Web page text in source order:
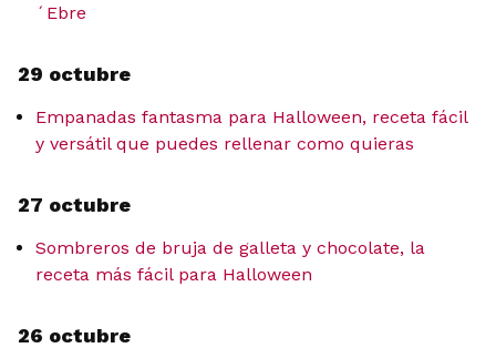
´Ebre
29 octubre
Empanadas fantasma para Halloween, receta fácil
y versátil que puedes rellenar como quieras
27 octubre
Sombreros de bruja de galleta y chocolate, la
receta más fácil para Halloween
26 octubre